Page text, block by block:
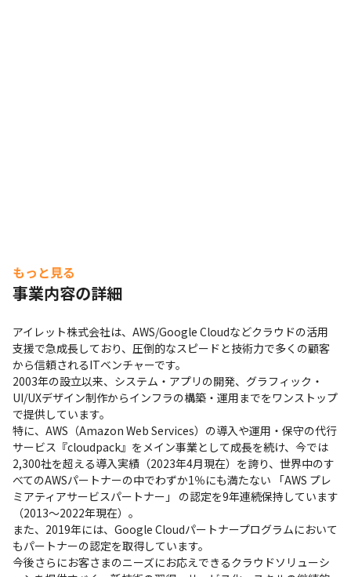
（※1～3いずれも2023年4月時点）
もっと見る
事業内容の詳細
アイレット株式会社は、AWS/Google Cloudなどクラウドの活用
支援で急成長しており、圧倒的なスピードと技術力で多くの顧客
から信頼されるITベンチャーです。
2003年の設立以来、システム・アプリの開発、グラフィック・
UI/UXデザイン制作からインフラの構築・運用までをワンストップ
で提供しています。
特に、AWS（Amazon Web Services）の導入や運用・保守の代行
サービス『cloudpack』をメイン事業として成長を続け、今では
2,300社を超える導入実績（2023年4月現在）を誇り、世界中のす
べてのAWSパートナーの中でわずか1％にも満たない 「AWS プレ
ミアティアサービスパートナー」 の認定を9年連続保持しています
（2013～2022年現在）。
また、2019年には、Google Cloudパートナープログラムにおいて
もパートナーの認定を取得しています。
今後さらにお客さまのニーズにお応えできるクラウドソリューシ